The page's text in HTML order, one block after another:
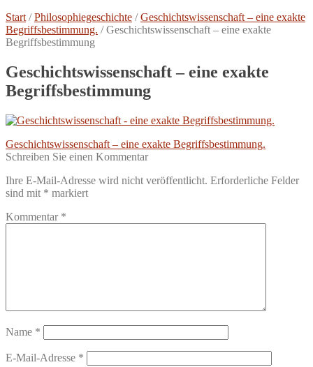
Start /Philosophiegeschichte /Geschichtswissenschaft – eine exakte
Begriffsbestimmung. /Geschichtswissenschaft – eine exakte
Begriffsbestimmung
Geschichtswissenschaft – eine exakte
Begriffsbestimmung
Beitragsnavigation
Vorheriger
Beitrag:
Geschichtswissenschaft – eine exakte Begriffsbestimmung.
Schreiben Sie einen Kommentar
Ihre E-Mail-Adresse wird nicht veröffentlicht. Erforderliche Felder
sind mit * markiert
Kommentar *
Name *
E-Mail-Adresse *